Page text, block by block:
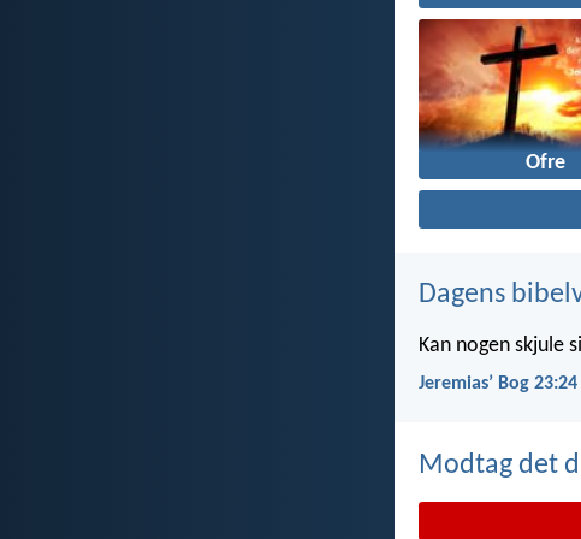
Ofre
Dagens
Kan nogen skjule
Jeremiasʼ Bog 23:24
Modtag det